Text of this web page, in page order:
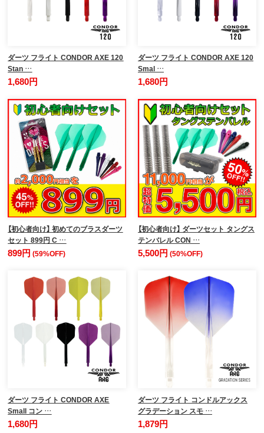
ダーツ フライト CONDOR AXE 120
Stan …
1,680円
ダーツ フライト CONDOR AXE 120
Smal …
1,680円
【初心者向け】 初めてのブラスダーツ
セット 899円 C …
899円(59%OFF)
【初心者向け】 ダーツセット タングス
テンバレル CON …
5,500円 (50%OFF)
ダーツ フライト CONDOR AXE
Small コン …
1,680円
ダーツ フライト コンドルアックス
グラデーション スモ …
1,879円